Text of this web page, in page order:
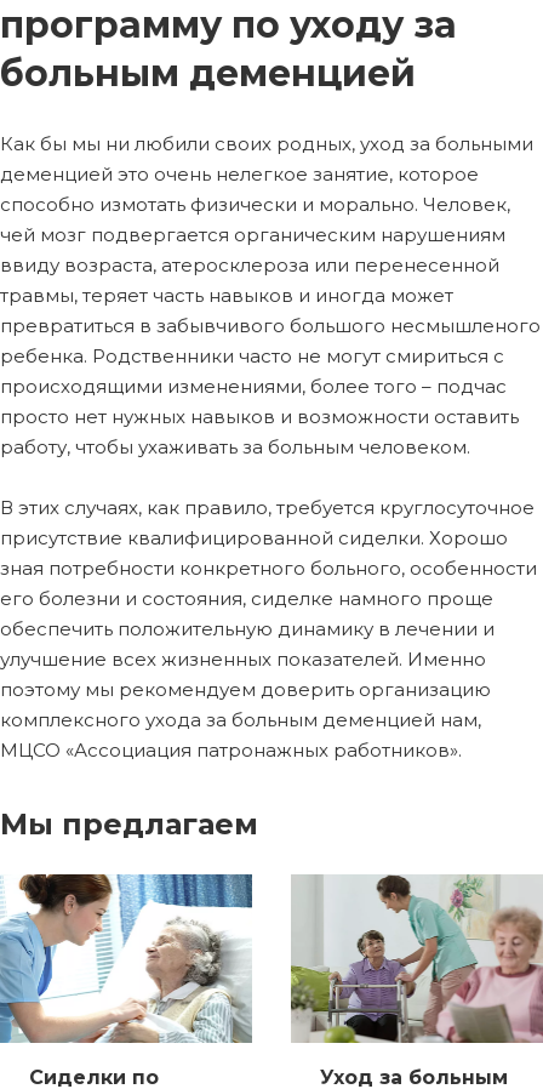
программу по уходу за
больным деменцией
Как бы мы ни любили своих родных, уход за больными
деменцией это очень нелегкое занятие, которое
способно измотать физически и морально. Человек,
чей мозг подвергается органическим нарушениям
ввиду возраста, атеросклероза или перенесенной
травмы, теряет часть навыков и иногда может
превратиться в забывчивого большого несмышленого
ребенка. Родственники часто не могут смириться с
происходящими изменениями, более того – подчас
просто нет нужных навыков и возможности оставить
работу, чтобы ухаживать за больным человеком.
В этих случаях, как правило, требуется круглосуточное
присутствие квалифицированной сиделки. Хорошо
зная потребности конкретного больного, особенности
его болезни и состояния, сиделке намного проще
обеспечить положительную динамику в лечении и
улучшение всех жизненных показателей. Именно
поэтому мы рекомендуем доверить организацию
комплексного ухода за больным деменцией нам,
МЦСО «Ассоциация патронажных работников».
Мы предлагаем
Сиделки по
Уход за больным